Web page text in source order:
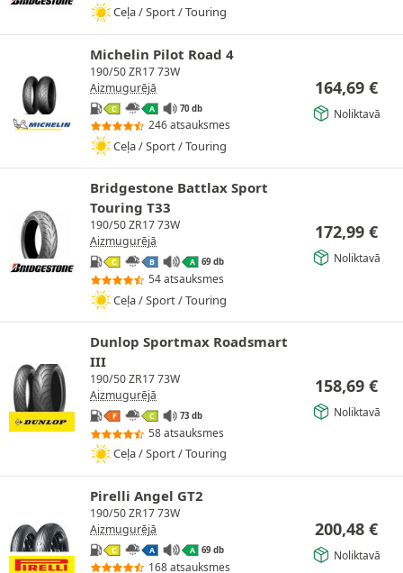
Ceļa / Sport / Touring
Michelin Pilot Road 4
190/50 ZR17 73W
Aizmugurējā
C A 70 db
246 atsauksmes
Ceļa / Sport / Touring
164,69 €
Noliktavā
Bridgestone Battlax Sport
Touring T33
190/50 ZR17 73W
Aizmugurējā
C B A 69 db
54 atsauksmes
Ceļa / Sport / Touring
172,99 €
Noliktavā
Dunlop Sportmax Roadsmart
III
190/50 ZR17 73W
Aizmugurējā
F C 73 db
58 atsauksmes
Ceļa / Sport / Touring
158,69 €
Noliktavā
Pirelli Angel GT2
190/50 ZR17 73W
Aizmugurējā
C A A 69 db
168 atsauksmes
200,48 €
Noliktavā